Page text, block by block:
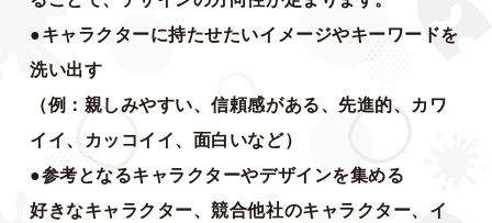
●キャラクターに持たせたいイメージやキーワードを
洗い出す
（例：親しみやすい、信頼感がある、先進的、カワ
イイ、カッコイイ、面白いなど）
●参考となるキャラクターやデザインを集める
好きなキャラクター、競合他社のキャラクター、イ